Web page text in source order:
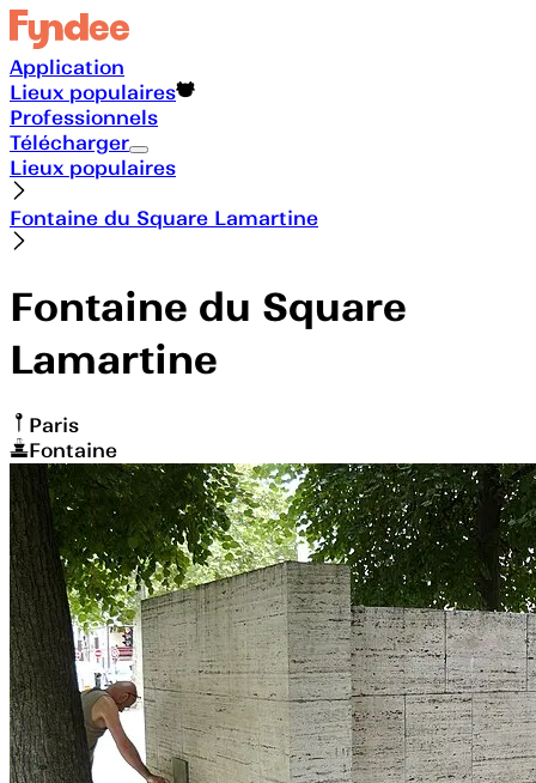
Application
Lieux populaires
Professionnels
Télécharger
Lieux populaires
Fontaine du Square Lamartine
Fontaine du Square
Lamartine
Paris
Fontaine